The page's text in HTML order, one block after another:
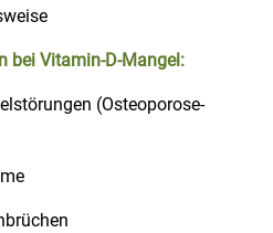
bei Vitamin-D-Mangel:
(Osteoporose-